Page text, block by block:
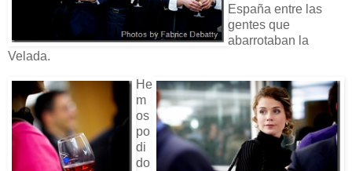
España entre las
gentes que
abarrotaban la
Velada.
He
m
os
po
di
do